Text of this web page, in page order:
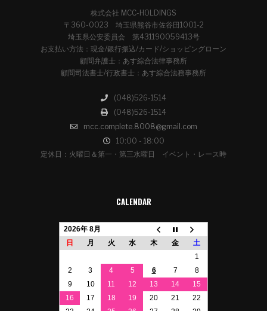
株式会社 MCC-HOLDINGS
〒360-0023 埼玉県熊谷市佐谷田1001-2
埼玉県公安委員会 第431190059413号
お支払い方法：現金/銀行振込/カード/ショッピングローン
顧問弁護士：あす綜合法律事務所
顧問司法書士/行政書士：あす綜合法務事務所
(048)526-1514
(048)526-1514
mcc.complete.8008@gmail.com
10:00 - 18:00
定休日：火曜日＆第一・第三水曜日 イベント・レース時
CALENDAR
2026年 8月
日
月 火 水 木 金
土
1
2
3 4 5 6 7
8
9
10 11 12 13 14
15
16
17 18 19 20 21
22